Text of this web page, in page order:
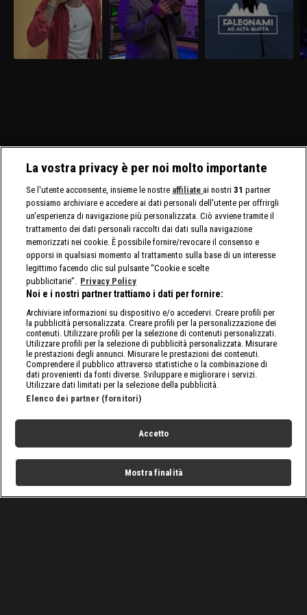
La vostra privacy è per noi molto importante
Se l'utente acconsente, insieme le nostre affiliate ai nostri31 partner
possiamo archiviare e accedere ai dati personali dell'utente per offrirgli
un'esperienza di navigazione più personalizzata. Ciò avviene tramite il
trattamento dei dati personali raccolti dai dati sulla navigazione
memorizzati nei cookie. È possibile fornire/revocare il consenso e
opporsi in qualsiasi momento al trattamento sulla base di un interesse
legittimo facendo clic sul pulsante “Cookie e scelte
pubblicitarie”. Privacy Policy
Noi e i nostri partner trattiamo i dati per fornire:
Archiviare informazioni su dispositivo e/o accedervi. Creare profili per
la pubblicità personalizzata. Creare profili per la personalizzazione dei
contenuti. Utilizzare profili per la selezione di contenuti personalizzati.
Utilizzare profili per la selezione di pubblicità personalizzata. Misurare
le prestazioni degli annunci. Misurare le prestazioni dei contenuti.
Comprendere il pubblico attraverso statistiche o la combinazione di
dati provenienti da fonti diverse. Sviluppare e migliorare i servizi.
Utilizzare dati limitati per la selezione della pubblicità.
Elenco dei partner (fornitori)
Accetto
Mostra finalità